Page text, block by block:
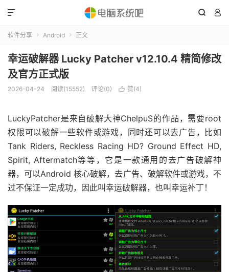
 

软件分享  Android  正文
幸运破解器 Lucky Patcher v12.10.4 精简修改
及官方正式版
2026-04-24 阅读(15552) 评论(0)  赞(4)
LuckyPatcher是来自破解大神ChelpuS的作品，需要root
权限可以破解一些软件或游戏，同时还可以去广告，比如
Tank Riders, Reckless Racing HD? Ground Effect HD,
Spirit, Aftermatch等等，它是一款通用的去广告破解神
器，可以Android 核心破解，去广告、破解软件或游戏，不
过不保证一定成功，因此叫幸运破解器，也叫幸运补丁！